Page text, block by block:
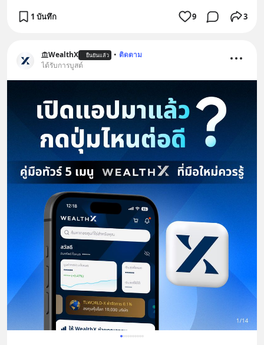
1 บันทึก 9 3
WealthX ยืนยันแล้ว • ติดตาม
ได้รับการบูสต์